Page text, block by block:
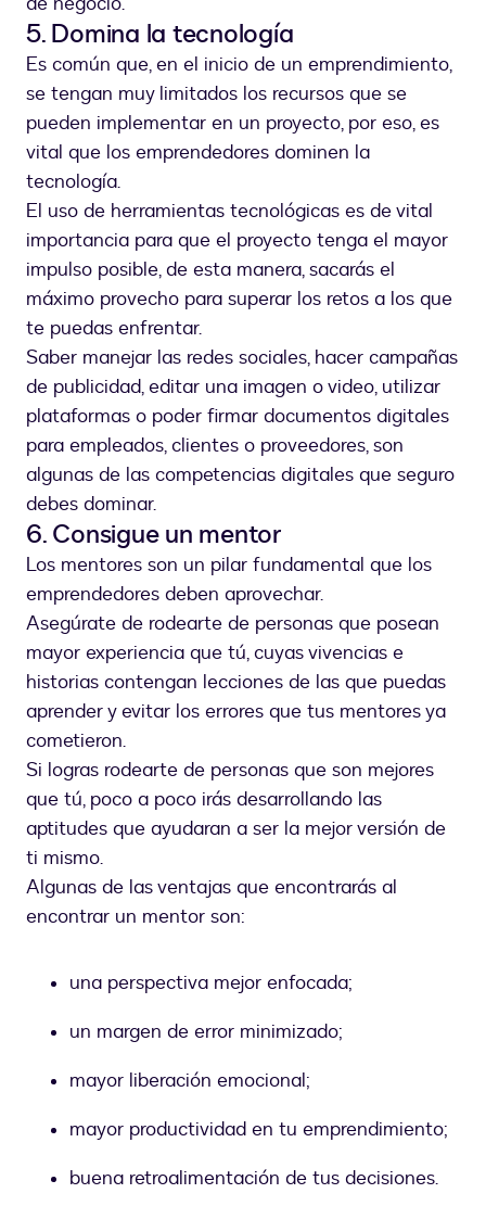
5. Domina la tecnología
Es común que, en el inicio de un emprendimiento,
se tengan muy limitados los recursos que se
pueden implementar en un proyecto, por eso, es
vital que los emprendedores dominen la
tecnología.
El uso de herramientas tecnológicas es de vital
importancia para que el proyecto tenga el mayor
impulso posible, de esta manera, sacarás el
máximo provecho para superar los retos a los que
te puedas enfrentar.
Saber manejar las redes sociales, hacer campañas
de publicidad, editar una imagen o video, utilizar
plataformas o poder firmar documentos digitales
para empleados, clientes o proveedores, son
algunas de las competencias digitales que seguro
debes dominar.
6. Consigue un mentor
Los mentores son un pilar fundamental que los
emprendedores deben aprovechar.
Asegúrate de rodearte de personas que posean
mayor experiencia que tú, cuyas vivencias e
historias contengan lecciones de las que puedas
aprender y evitar los errores que tus mentores ya
cometieron.
Si logras rodearte de personas que son mejores
que tú, poco a poco irás desarrollando las
aptitudes que ayudaran a ser la mejor versión de
ti mismo.
Algunas de las ventajas que encontrarás al
encontrar un mentor son:
una perspectiva mejor enfocada;
un margen de error minimizado;
mayor liberación emocional;
mayor productividad en tu emprendimiento;
buena retroalimentación de tus decisiones.